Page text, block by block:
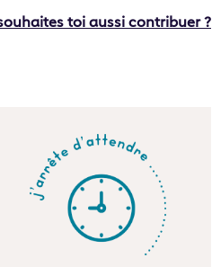
toi aussi contribuer ?